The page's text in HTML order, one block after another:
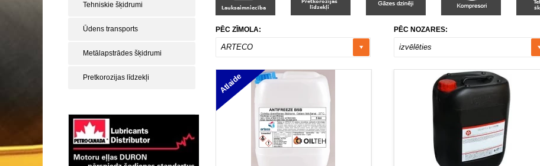
Tehniskie šķidrumi
Ūdens transports
Metālapstrādes šķidrumi
Pretkorozijas līdzekļi
PĒC ZĪMOLA:
ARTECO
PĒC NOZARES:
izvēlēties
Atlaide